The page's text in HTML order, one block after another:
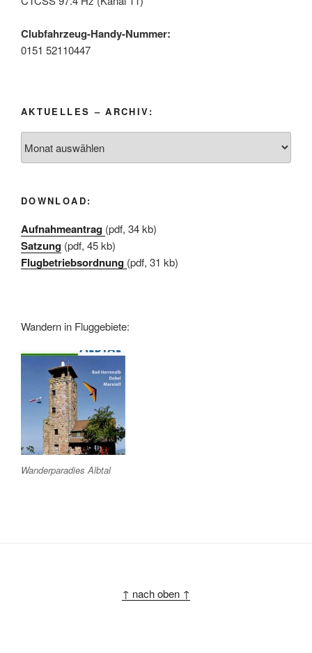
Clubfahrzeug-Handy-Nummer:
0151 52110447
AKTUELLES – ARCHIV:
–
DOWNLOAD:
Aufnahmeantrag (pdf, 34 kb)
Satzung (pdf, 45 kb)
Flugbetriebsordnung (pdf, 31 kb)
Wandern in Fluggebiete:
Wanderparadies Albtal
↑ nach oben ↑